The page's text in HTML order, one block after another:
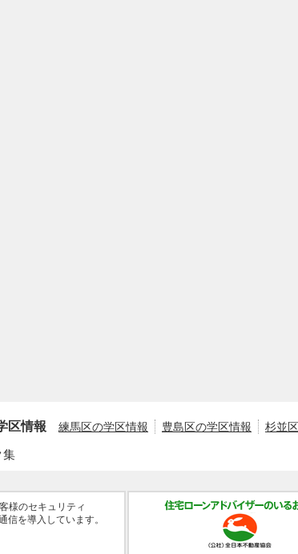
区情報 練馬区の学区情報 豊島区の学区情報 杉並
集
様のセキュリティ
信を導入しています。